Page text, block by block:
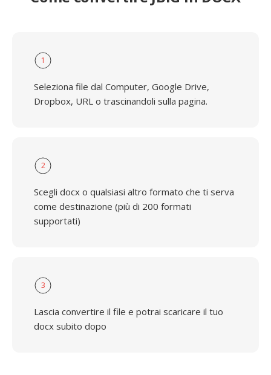
1
Seleziona file dal Computer, Google Drive,
Dropbox, URL o trascinandoli sulla pagina.
2
Scegli docx o qualsiasi altro formato che ti serva
come destinazione (più di 200 formati
supportati)
3
Lascia convertire il file e potrai scaricare il tuo
docx subito dopo